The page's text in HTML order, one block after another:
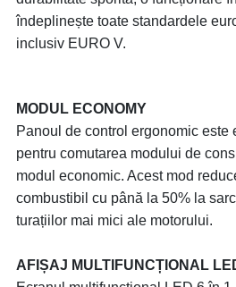
îndeplinește toate standardele
inclusiv EURO V.
MODUL ECONOMY
Panoul de control ergonomic este
pentru comutarea modului de
modul economic. Acest mod
combustibil cu până la 50% la
turațiilor mai mici ale motorului.
AFIȘAJ MULTIFUNCȚIONAL